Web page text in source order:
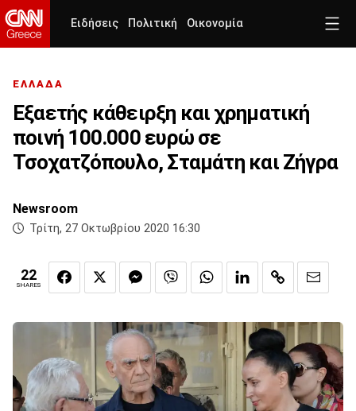
Ειδήσεις Πολιτική Οικονομία
ΕΛΛΑΔΑ
Εξαετής κάθειρξη και χρηματική
ποινή 100.000 ευρώ σε
Τσοχατζόπουλο, Σταμάτη και Ζήγρα
Newsroom
Τρίτη, 27 Οκτωβρίου 2020 16:30
22
SHARES